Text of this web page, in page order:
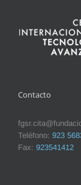
Contacto
Teléfono: 923
Fax: 923541412